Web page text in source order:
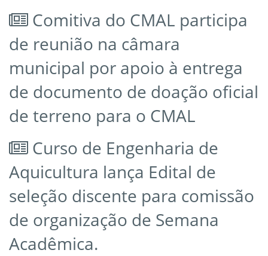
Comitiva do CMAL participa
de reunião na câmara
municipal por apoio à entrega
de documento de doação oficial
de terreno para o CMAL
Curso de Engenharia de
Aquicultura lança Edital de
seleção discente para comissão
de organização de Semana
Acadêmica.